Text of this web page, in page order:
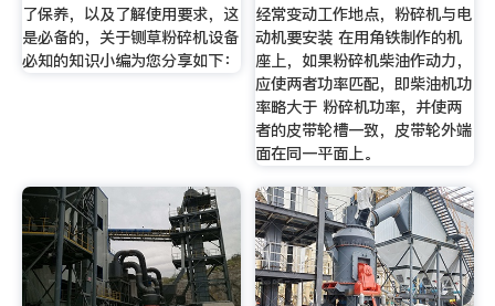
了保养，以及了解使用要求，这
是必备的，关于铡草粉碎机设备
必知的知识小编为您分享如下：
经常变动工作地点，粉碎机与电
动机要安装 在用角铁制作的机
座上，如果粉碎机柴油作动力，
应使两者功率匹配，即柴油机功
率略大于 粉碎机功率，并使两
者的皮带轮槽一致，皮带轮外端
面在同一平面上。